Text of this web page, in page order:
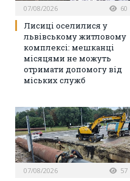
07/08/2026 60
Лисиці оселилися у
львівському житловому
комплексі: мешканці
місяцями не можуть
отримати допомогу від
міських служб
07/08/2026 57